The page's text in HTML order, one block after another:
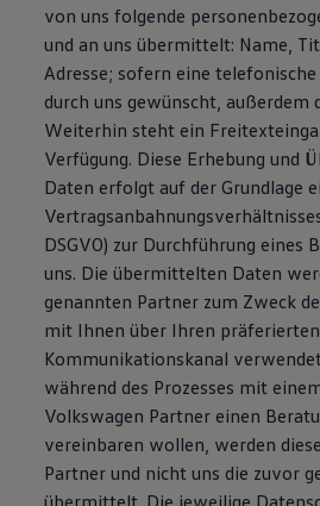
von uns folgende
und an uns übermittelt: Name,
Adresse; sofern eine
durch uns gewünscht, außerdem
Weiterhin steht ein
Verfügung. Diese Erhebung und
Daten erfolgt auf der Grundlage
DSGVO) zur Durchführung eines
uns. Die übermittelten Daten
genannten Partner zum Zweck
mit Ihnen über Ihren präferierten
Kommunikationskanal
während des Prozesses mit
Volkswagen Partner einen
vereinbaren wollen, werden
Partner und nicht uns die zuvor
übermittelt. Die jeweilige